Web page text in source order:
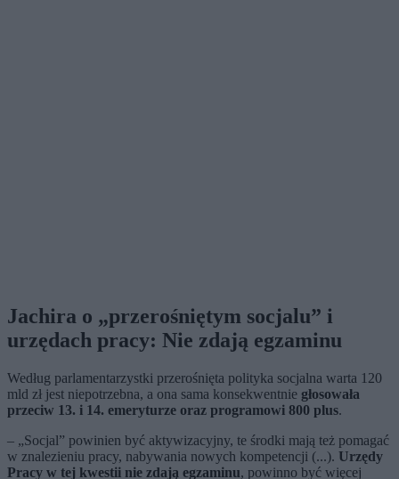
Jachira o „przerośniętym socjalu” i
urzędach pracy: Nie zdają egzaminu
Według parlamentarzystki przerośnięta polityka socjalna warta 120
mld zł jest niepotrzebna, a ona sama konsekwentnie głosowała
przeciw 13. i 14. emeryturze oraz programowi 800 plus.
– „Socjal” powinien być aktywizacyjny, te środki mają też pomagać
w znalezieniu pracy, nabywania nowych kompetencji (...). Urzędy
Pracy w tej kwestii nie zdają egzaminu, powinno być więcej